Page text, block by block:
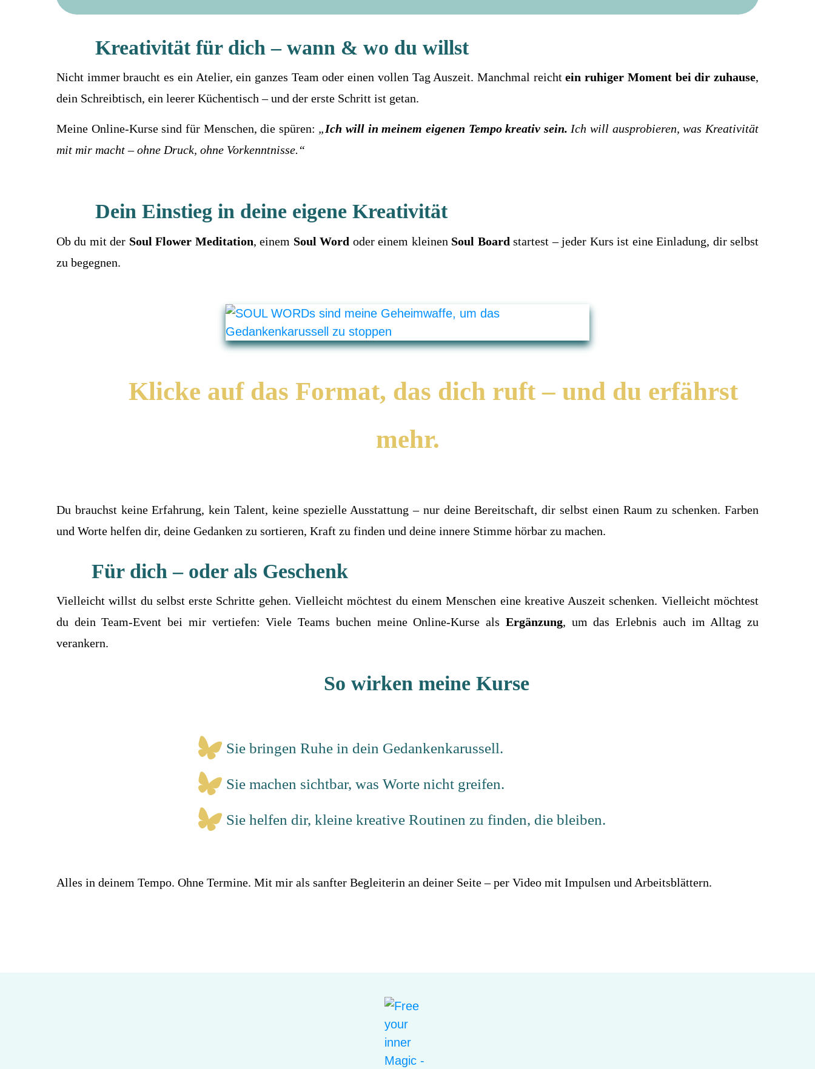
Kreativität für dich – wann & wo du willst
Nicht immer braucht es ein Atelier, ein ganzes Team oder einen vollen Tag Auszeit. Manchmal reichtein ruhiger Moment bei dir zuhause,
dein Schreibtisch, ein leerer Küchentisch – und der erste Schritt ist getan.
Meine Online-Kurse sind für Menschen, die spüren: „Ich will in meinem eigenen Tempo kreativ sein. Ich will ausprobieren, was Kreativität
mit mir macht – ohne Druck, ohne Vorkenntnisse.“
Dein Einstieg in deine eigene Kreativität
Ob du mit der Soul Flower Meditation, einem Soul Word oder einem kleinen Soul Board startest – jeder Kurs ist eine Einladung, dir selbst
zu begegnen.
Klicke auf das Format, das dich ruft – und du erfährst
mehr.
Du brauchst keine Erfahrung, kein Talent, keine spezielle Ausstattung – nur deine Bereitschaft, dir selbst einen Raum zu schenken. Farben
und Worte helfen dir, deine Gedanken zu sortieren, Kraft zu finden und deine innere Stimme hörbar zu machen.
Für dich – oder als Geschenk
Vielleicht willst du selbst erste Schritte gehen. Vielleicht möchtest du einem Menschen eine kreative Auszeit schenken. Vielleicht möchtest
du dein Team-Event bei mir vertiefen: Viele Teams buchen meine Online-Kurse als Ergänzung, um das Erlebnis auch im Alltag zu
verankern.
So wirken meine Kurse
Sie bringen Ruhe in dein Gedankenkarussell.
Sie machen sichtbar, was Worte nicht greifen.
Sie helfen dir, kleine kreative Routinen zu finden, die bleiben.
Alles in deinem Tempo. Ohne Termine. Mit mir als sanfter Begleiterin an deiner Seite – per Video mit Impulsen und Arbeitsblättern.